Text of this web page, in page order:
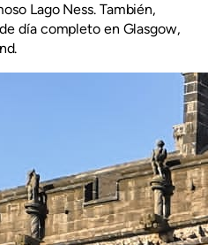
Lago Ness. También,
día completo en Glasgow,